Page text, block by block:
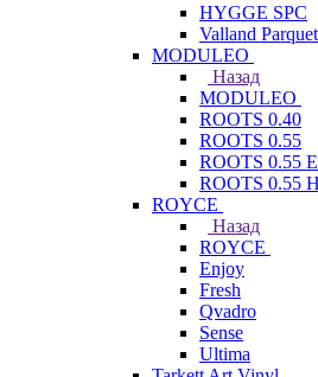
HYGGE SPC
Valland
MODULEO
Назад
MODULEO
ROOTS 0.40
ROOTS 0.55
ROOTS 0.55
ROOTS 0.55
ROYCE
Назад
ROYCE
Enjoy
Fresh
Qvadro
Sense
Ultima